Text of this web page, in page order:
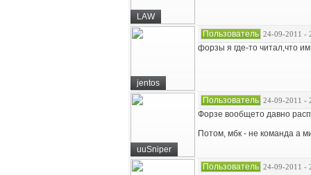
LAW
jentos
Пользователь 24-09-2011 -
форзы я где-то читал,что
uuSniper
Пользователь 24-09-2011 -
Форзе вообщето давно
Потом, мбк - не команда а
Пользователь 24-09-2011 -